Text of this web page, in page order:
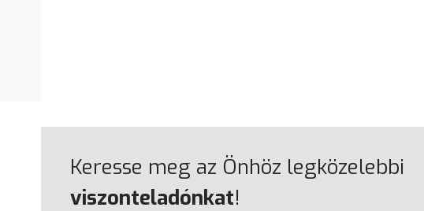
Keresse meg az Önhöz legközelebbi
viszonteladónkat!